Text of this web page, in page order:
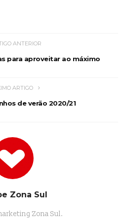
ANTERIOR
para aproveitar ao máximo
ARTIGO
de verão 2020/21
Zona Sul
Zona Sul.